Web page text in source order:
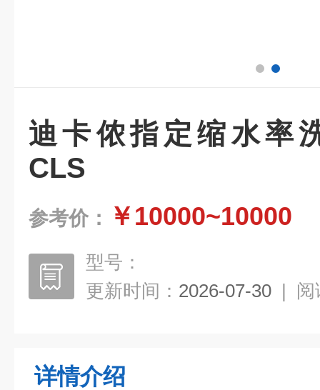
迪卡侬指定缩水率
CLS
参考价： ￥10000~10000
型号：
更新时间： 2026-07-30 | 阅
详情介绍